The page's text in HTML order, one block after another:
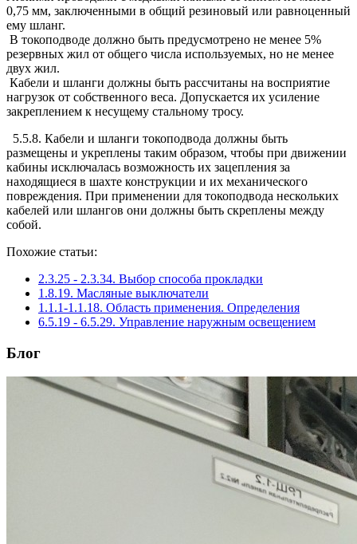
0,75 мм, заключенными в общий резиновый или равноценный
ему шланг.
В токоподводе должно быть предусмотрено не менее 5%
резервных жил от общего числа используемых, но не менее
двух жил.
Кабели и шланги должны быть рассчитаны на восприятие
нагрузок от собственного веса. Допускается их усиление
закреплением к несущему стальному тросу.
5.5.8. Кабели и шланги токоподвода должны быть
размещены и укреплены таким образом, чтобы при движении
кабины исключалась возможность их зацепления за
находящиеся в шахте конструкции и их механического
повреждения. При применении для токоподвода нескольких
кабелей или шлангов они должны быть скреплены между
собой.
Похожие статьи:
2.3.25 - 2.3.34. Выбор способа прокладки
1.8.19. Масляные выключатели
1.1.1-1.1.18. Область применения. Определения
6.5.19 - 6.5.29. Управление наружным освещением
Блог